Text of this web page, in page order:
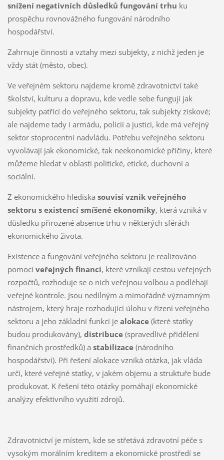
snížení negativních důsledků fungování trhu ku
prospěchu rovnovážného fungování národního
hospodářství.
Zahrnuje činnosti a vztahy mezi subjekty, z nichž jeden je
vždy stát (město, obec).
Ve veřejném sektoru najdeme kromě zdravotnictví také
školství, kulturu a dopravu, kde vedle sebe fungují jak
subjekty patřící do veřejného sektoru, tak subjekty ziskové;
ale najdeme tady i armádu, policii a justici, kde má veřejný
sektor stoprocentní nadvládu. Potřebu veřejného sektoru
vyvolávají jak ekonomické, tak neekonomické příčiny, které
můžeme hledat v oblasti politické, etické, duchovní a
sociální.
Z ekonomického hlediska souvisí vznik veřejného
sektoru s existencí smíšené ekonomiky, která vzniká v
důsledku přirozené absence trhu v některých sférách
ekonomického života.
Existence a fungování veřejného sektoru je realizováno
pomocí veřejných financí, které vznikají cestou veřejných
rozpočtů, rozhoduje se o nich veřejnou volbou a podléhají
veřejné kontrole. Jsou nedílným a mimořádně významným
nástrojem, který hraje rozhodující úlohu v řízení veřejného
sektoru a jeho základní funkcí je alokace(které statky
budou produkovány), distribuce(spravedlivé přidělení
finančních prostředků) a stabilizace(národního
hospodářství). Při řešení alokace vzniká otázka, jak vláda
určí, které veřejné statky, v jakém objemu a struktuře bude
produkovat. K řešení této otázky pomáhají ekonomické
analýzy efektivního využití zdrojů.
Zdravotnictví je místem, kde se střetává zdravotní péče s
vysokým morálním kreditem a ekonomické prostředí se